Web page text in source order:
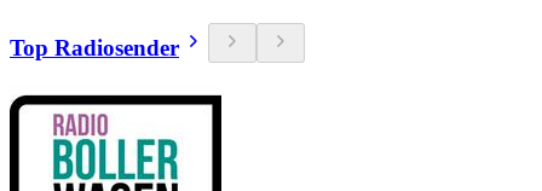
Top Radiosender